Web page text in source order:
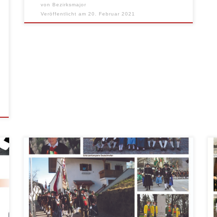
von Bezirksmajor
Veröffentlicht am 20. Februar 2021
Der Februar (lateinisch februare
„reinigen“) ist der zweite Monat des
Jahres im gregorianischen Kalender.
Schon seit 153 v. Chr. war er auch der
zweite Monat des römischen Kalenders.
Er wurde nach dem römischen